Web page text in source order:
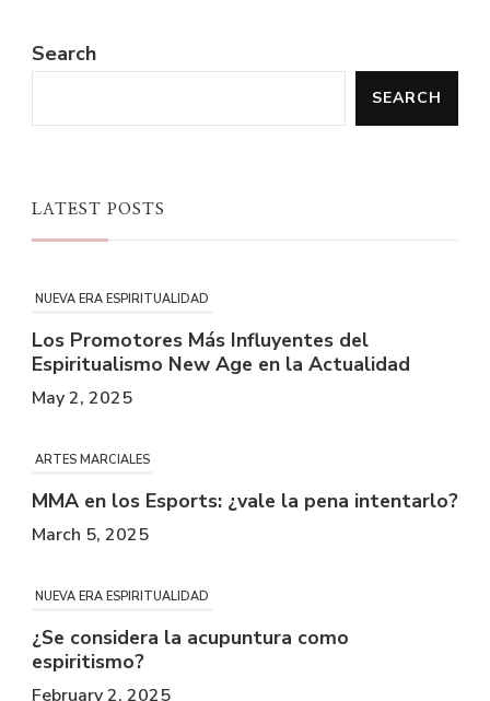
Search
SEARCH
LATEST POSTS
NUEVA ERA ESPIRITUALIDAD
Los Promotores Más Influyentes del
Espiritualismo New Age en la Actualidad
May 2, 2025
ARTES MARCIALES
MMA en los Esports: ¿vale la pena intentarlo?
March 5, 2025
NUEVA ERA ESPIRITUALIDAD
¿Se considera la acupuntura como
espiritismo?
February 2, 2025